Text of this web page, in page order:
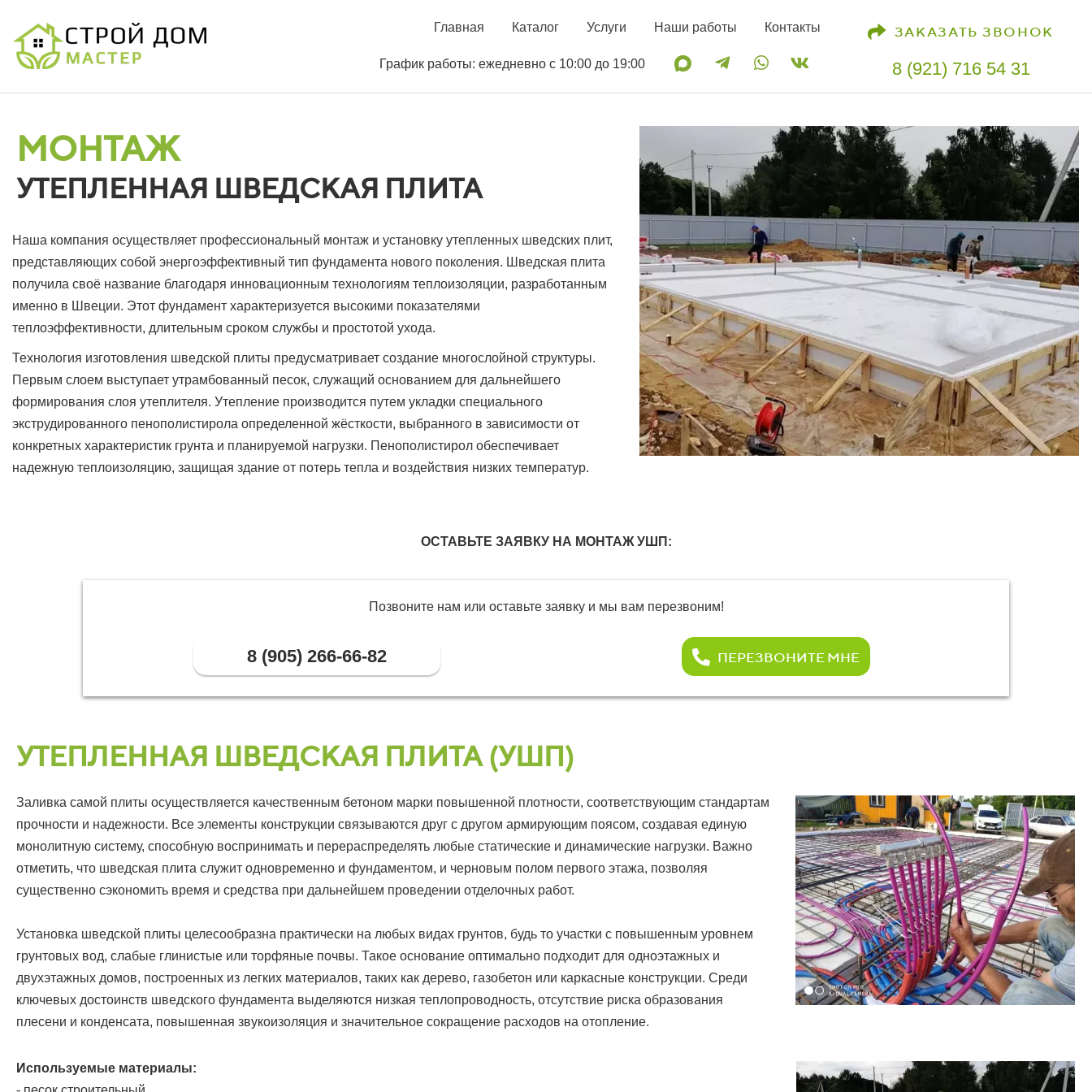
Главная Каталог Услуги Наши работы Контакты
График работы: ежедневно с 10:00 до 19:00
ЗАКАЗАТЬ ЗВОНОК
8 (921) 716 54 31
МОНТАЖ
УТЕПЛЕННАЯ ШВЕДСКАЯ ПЛИТА
Наша компания осуществляет профессиональный монтаж и установку утепленных шведских плит,
представляющих собой энергоэффективный тип фундамента нового поколения. Шведская плита
получила своё название благодаря инновационным технологиям теплоизоляции, разработанным
именно в Швеции. Этот фундамент характеризуется высокими показателями
теплоэффективности, длительным сроком службы и простотой ухода.
Технология изготовления шведской плиты предусматривает создание многослойной структуры.
Первым слоем выступает утрамбованный песок, служащий основанием для дальнейшего
формирования слоя утеплителя. Утепление производится путем укладки специального
экструдированного пенополистирола определенной жёсткости, выбранного в зависимости от
конкретных характеристик грунта и планируемой нагрузки. Пенополистирол обеспечивает
надежную теплоизоляцию, защищая здание от потерь тепла и воздействия низких температур.
ОСТАВЬТЕ ЗАЯВКУ НА МОНТАЖ УШП:
Позвоните нам или оставьте заявку и мы вам перезвоним!
8 (905) 266-66-82 ПЕРЕЗВОНИТЕ МНЕ
УТЕПЛЕННАЯ ШВЕДСКАЯ ПЛИТА (УШП)
Заливка самой плиты осуществляется качественным бетоном марки повышенной плотности, соответствующим стандартам
прочности и надежности. Все элементы конструкции связываются друг с другом армирующим поясом, создавая единую
монолитную систему, способную воспринимать и перераспределять любые статические и динамические нагрузки. Важно
отметить, что шведская плита служит одновременно и фундаментом, и черновым полом первого этажа, позволяя
существенно сэкономить время и средства при дальнейшем проведении отделочных работ.
Установка шведской плиты целесообразна практически на любых видах грунтов, будь то участки с повышенным уровнем
грунтовых вод, слабые глинистые или торфяные почвы. Такое основание оптимально подходит для одноэтажных и
двухэтажных домов, построенных из легких материалов, таких как дерево, газобетон или каркасные конструкции. Среди
ключевых достоинств шведского фундамента выделяются низкая теплопроводность, отсутствие риска образования
плесени и конденсата, повышенная звукоизоляция и значительное сокращение расходов на отопление.
Используемые материалы: